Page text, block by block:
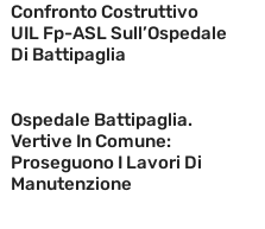
Confronto Costruttivo
UIL Fp-ASL Sull’Ospedale
Di Battipaglia
Ospedale Battipaglia.
Vertive In Comune:
Proseguono I Lavori Di
Manutenzione